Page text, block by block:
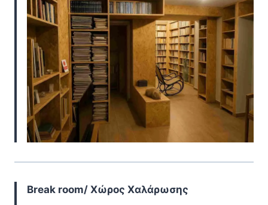
Break room/ Χώρος Χαλάρωσης